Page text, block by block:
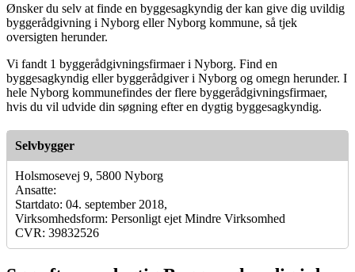
Ønsker du selv at finde en byggesagkyndig der kan give dig uvildig
byggerådgivning i Nyborg eller Nyborg kommune, så tjek
oversigten herunder.
Vi fandt 1 byggerådgivningsfirmaer i Nyborg. Find en
byggesagkyndig eller byggerådgiver i Nyborg og omegn herunder. I
hele Nyborg kommunefindes der flere byggerådgivningsfirmaer,
hvis du vil udvide din søgning efter en dygtig byggesagkyndig.
Selvbygger
Holsmosevej 9, 5800 Nyborg
Ansatte:
Startdato: 04. september 2018,
Virksomhedsform: Personligt ejet Mindre Virksomhed
CVR: 39832526